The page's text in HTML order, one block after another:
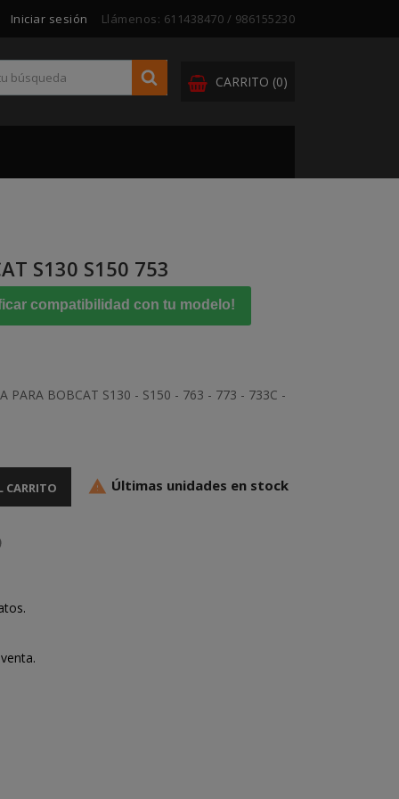
Iniciar sesión Llámenos: 611438470 / 986155230
CARRITO (0)
S130 S150 753
compatibilidad con tu modelo!
PARA BOBCAT S130 - S150 - 763 - 773 - 733C -
CARRITO  Últimas unidades en stock